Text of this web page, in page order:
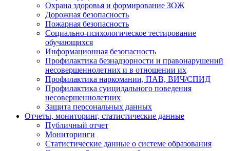
Охрана здоровья и формирование ЗОЖ
Дорожная безопасность
Пожарная безопасность
Социально-психологическое тестирование
обучающихся
Информационная безопасность
Профилактика безнадзорности и правонарушений
несовершеннолетних и в отношении их
Профилактика наркомании, ПАВ, ВИЧ/СПИД
Профилактика суицидального поведения
несовершеннолетних
Защита персональных данных
Отчеты, мониторинг, статистические данные
Публичный отчет
Мониторинги
Статистические данные о системе образования